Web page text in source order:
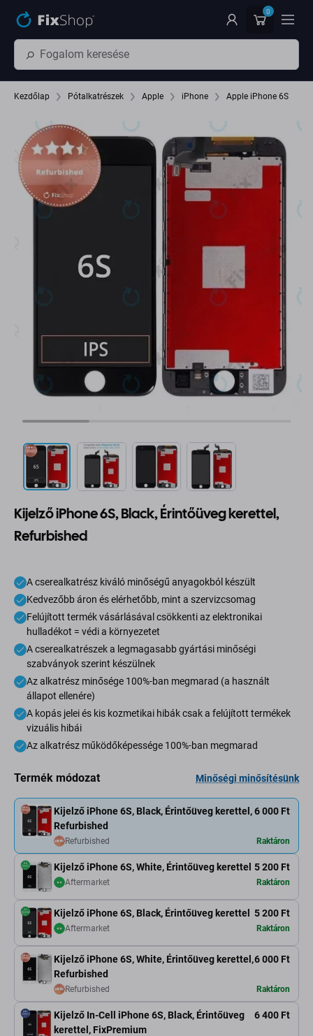
0
Kezdőlap Pótalkatrészek Apple iPhone Apple iPhone 6S
Kijelző iPhone 6S, Black, Érintőüveg kerettel,
Refurbished
A cserealkatrész kiváló minőségű anyagokból készült
Kedvezőbb áron és elérhetőbb, mint a szervizcsomag
Felújított termék vásárlásával csökkenti az elektronikai
hulladékot = védi a környezetet
A cserealkatrészek a legmagasabb gyártási minőségi
szabványok szerint készülnek
Az alkatrész minősége 100%-ban megmarad (a használt
állapot ellenére)
A kopás jelei és kis kozmetikai hibák csak a felújított termékek
vizuális hibái
Az alkatrész működőképessége 100%-ban megmarad
Termék módozat Minőségi minősítésünk
Kijelző iPhone 6S, White, Érintőüveg kerettel 5 200 Ft
Aftermarket Raktáron
Kijelző iPhone 6S, Black, Érintőüveg kerettel 5 200 Ft
Aftermarket Raktáron
Kijelző iPhone 6S, White, Érintőüveg kerettel,
Refurbished
6 000 Ft
Refurbished Raktáron
Kijelző In-Cell iPhone 6S, Black, Érintőüveg
kerettel, FixPremium
6 400 Ft
Kijelző iPhone 6S, Black, Érintőüveg kerettel,
Refurbished
6 000 Ft
Refurbished Raktáron